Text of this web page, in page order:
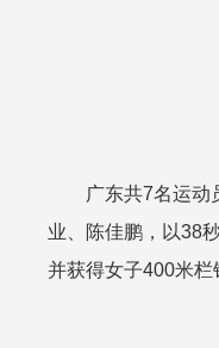
广东共7名运动
业、陈佳鹏，以38
并获得女子400米